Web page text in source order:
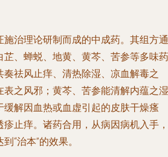
治理论研制而成的中成药。其组方通
、蝉蜕、地黄、黄芩、苦参等多味药
祛风止痒、清热除湿、凉血解毒之
之风邪；黄芩、苦参能清解内蕴之湿
解因血热或血虚引起的皮肤干燥瘙
止痒。诸药合用，从病因病机入手，
“治本”的效果。